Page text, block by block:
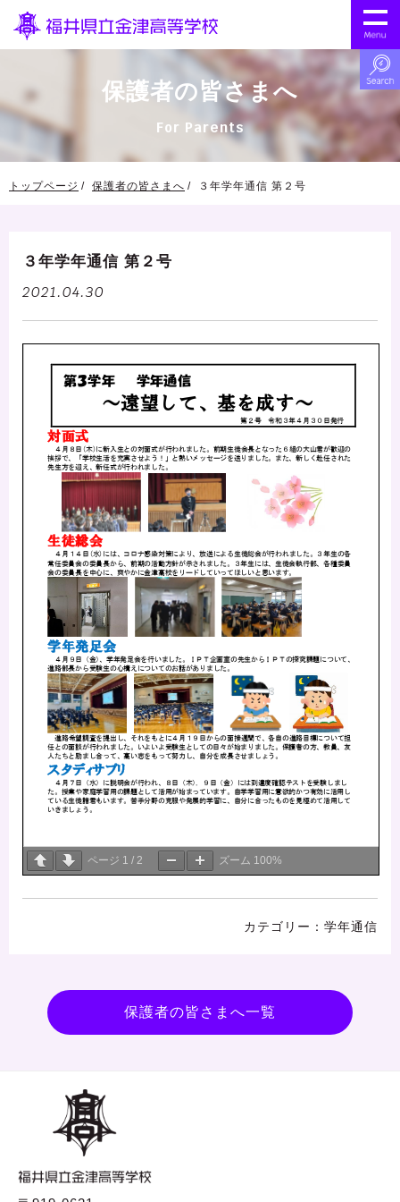
保護者の皆さまへ
For Parents
トップページ 保護者の皆さまへ ３年学年通信 第２号
３年学年通信 第２号
2021.04.30
ページ 1 / 2 ズーム 100%
学年通信
保護者の皆さまへ一覧